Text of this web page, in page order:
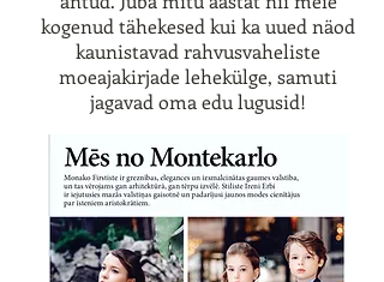
kogenud tähekesed kui ka uued näod
kaunistavad rahvusvaheliste
moeajakirjade lehekülge, samuti
jagavad oma edu lugusid!